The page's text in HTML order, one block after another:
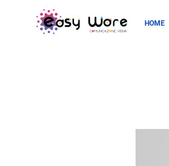
HOME